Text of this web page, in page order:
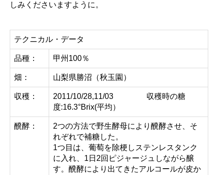
しみくださいますように。
テクニカル・データ
品種： 甲州100％
畑： 山梨県勝沼（秋玉園）
収穫：
2011/10/28,11/03 収穫時の糖
度:16.3°Brix(平均）
醗酵：
2つの方法で野生酵母により醗酵させ、そ
れぞれで補糖した。
1つ目は、葡萄を除梗しステンレスタンク
に入れ、1日2回ピジャージュしながら醸
す。醗酵により出てきたアルコールが皮か